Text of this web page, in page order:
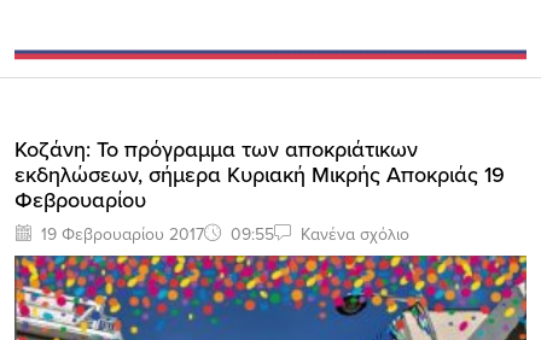
Κοζάνη: Το πρόγραμμα των αποκριάτικων
εκδηλώσεων, σήμερα Κυριακή Μικρής Αποκριάς 19
Φεβρουαρίου
19 Φεβρουαρίου 2017 09:55 Κανένα σχόλιο